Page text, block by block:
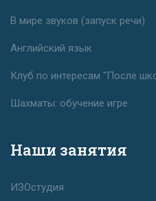
В мире звуков (запуск речи)
Английский язык
Клуб по интересам "После
Шахматы: обучение игре
Наши занятия
ИЗОстудия